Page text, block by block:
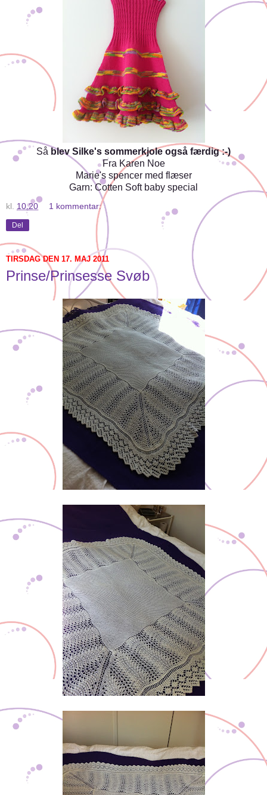
Så blev Silke's sommerkjole også færdig :-)
Fra Karen Noe
Marie's spencer med flæser
Garn: Cotten Soft baby special
kl. 10.20 1 kommentar:
Del
TIRSDAG DEN 17. MAJ 2011
Prinse/Prinsesse Svøb